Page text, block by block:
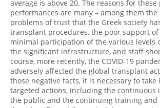
average is above 20. The reasons for these
performances are many – among them
problems of trust that the Greek society
transplant procedures, the poor support
minimal participation of the various levels
the significant infrastructure, and staff
course, more recently, the COVID-19
adversely affected the global transplant
those negative facts, it is necessary to take
targeted actions, including the continuous
the public and the continuing training and